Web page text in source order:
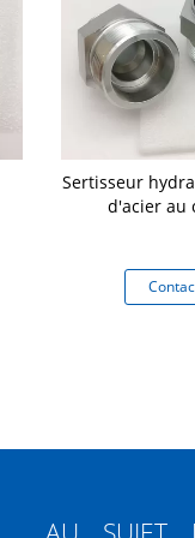
Sertisseur
d'acier au